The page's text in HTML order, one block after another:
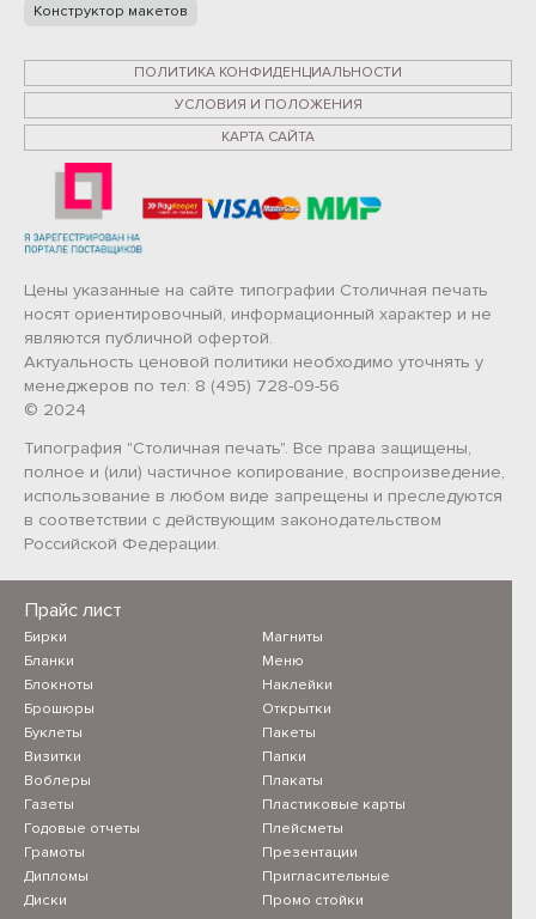
Прайс лист
Бирки
Бланки
Блокноты
Брошюры
Буклеты
Визитки
Воблеры
Газеты
Годовые отчеты
Грамоты
Дипломы
Диски
Магниты
Меню
Наклейки
Открытки
Пакеты
Папки
Плакаты
Пластиковые карты
Плейсметы
Презентации
Пригласительные
Промо стойки
Конструктор макетов
ПОЛИТИКА КОНФИДЕНЦИАЛЬНОСТИ
УСЛОВИЯ И ПОЛОЖЕНИЯ
КАРТА САЙТА
Цены указанные на сайте типографии Столичная печать
носят ориентировочный, информационный характер и не
являются публичной офертой.
Актуальность ценовой политики необходимо уточнять у
менеджеров по тел: 8 (495) 728-09-56
© 2024
Типография "Столичная печать". Все права защищены,
полное и (или) частичное копирование, воспроизведение,
использование в любом виде запрещены и преследуются
в соответствии с действующим законодательством
Российской Федерации.